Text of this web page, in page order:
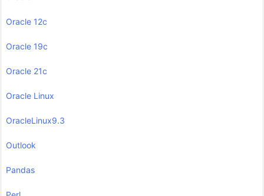
Oracle 12c
Oracle 19c
Oracle 21c
Oracle Linux
OracleLinux9.3
Outlook
Pandas